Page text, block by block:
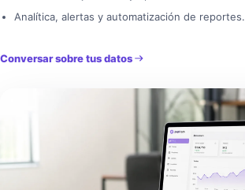
Analítica, alertas y automatización de reportes.
Conversar sobre tus datos